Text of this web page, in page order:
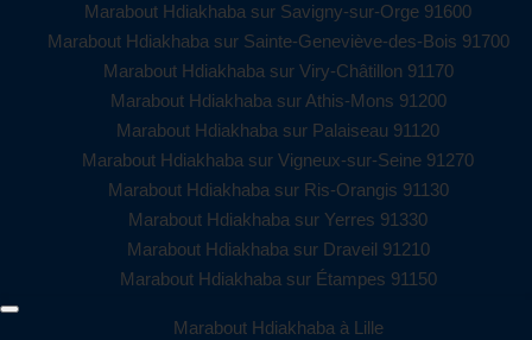
Marabout Hdiakhaba sur Savigny-sur-Orge 91600
Marabout Hdiakhaba sur Sainte-Geneviève-des-Bois 91700
Marabout Hdiakhaba sur Viry-Châtillon 91170
Marabout Hdiakhaba sur Athis-Mons 91200
Marabout Hdiakhaba sur Palaiseau 91120
Marabout Hdiakhaba sur Vigneux-sur-Seine 91270
Marabout Hdiakhaba sur Ris-Orangis 91130
Marabout Hdiakhaba sur Yerres 91330
Marabout Hdiakhaba sur Draveil 91210
Marabout Hdiakhaba sur Étampes 91150
Marabout Hdiakhaba à Lille